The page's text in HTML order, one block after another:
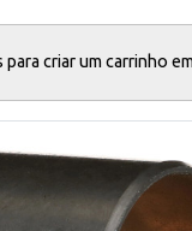
criar um carrinho